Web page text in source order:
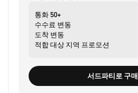
통화 50+
수수료 변동
도착 변동
적합 대상 지역 프로모션
서드파티로 구매